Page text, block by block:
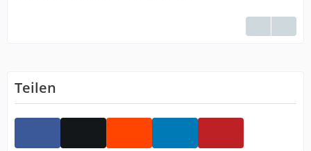
Teilen